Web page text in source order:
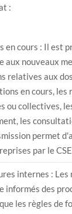
:
en cours : Il est
aux nouveaux
relatives aux
en cours, les
ou collectives,
les
permet
par le
internes : Les
informés des
les règles de